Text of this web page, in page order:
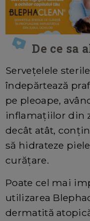
De ce sa
Servețelele
îndepărtează
pe pleoape,
inflamațiilor din
decât atât,
să hidrateze
curățare.
Poate cel mai
utilizarea
dermatită